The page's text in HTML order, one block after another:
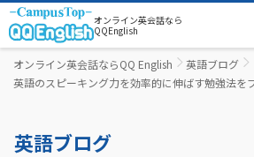
オンライン英会話なら
QQEnglish
オンライン英会話ならQQ English
英語ブログ
英語のスピーキング力を効率的に伸ばす勉強法を
英語ブログ